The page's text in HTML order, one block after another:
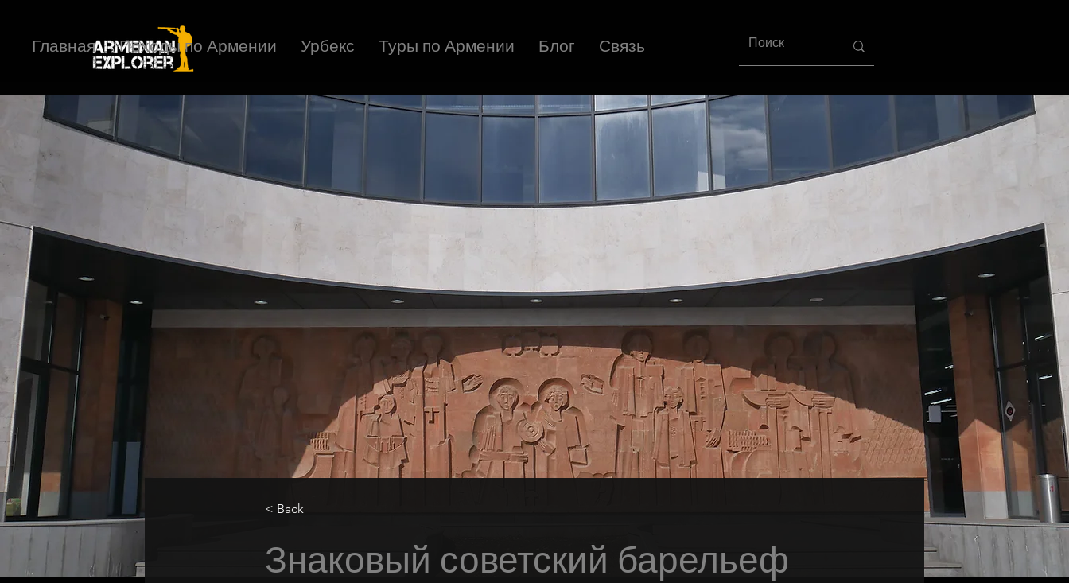
Главная Походы по Армении Урбекс Туры по Армении Блог Связь
< Back
Знаковый советский барельеф